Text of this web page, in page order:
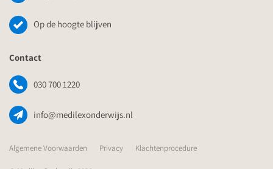
Op de hoogte blijven
Contact
030 700 1220
info@medilexonderwijs.nl
Algemene Voorwaarden Privacy Klachtenprocedure